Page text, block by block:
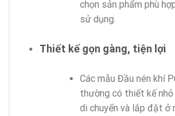
chọn sản phẩm phù
sử dụng.
Thiết kế gọn gàng, tiện lợi
Các mẫu Đầu nén khí
thường có thiết kế nhỏ
di chuyển và lắp đặt ở